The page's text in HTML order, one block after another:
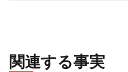
関連する事実